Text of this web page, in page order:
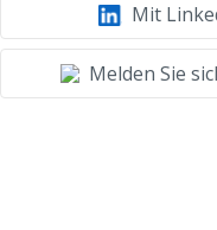
Mit
Melden Sie